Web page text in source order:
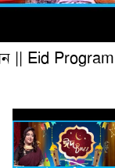
|| Eid Program